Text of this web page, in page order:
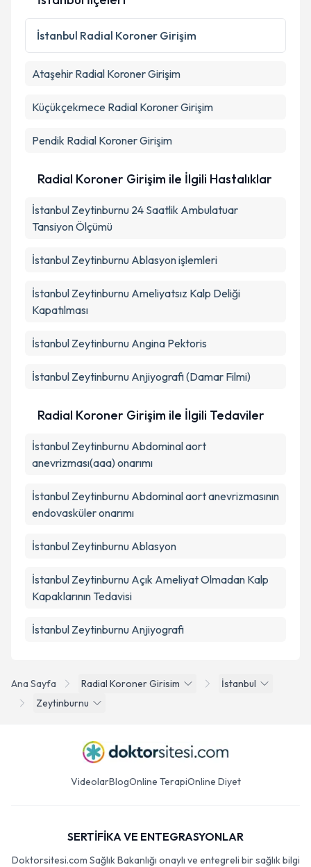
Ana Sayfa Radial Koroner Girisim
İstanbul
Zeytinburnu
İstanbul Radial Koroner Girişim
Ataşehir Radial Koroner Girişim
Küçükçekmece Radial Koroner Girişim
Pendik Radial Koroner Girişim
Radial Koroner Girişim ile İlgili Hastalıklar
İstanbul Zeytinburnu 24 Saatlik Ambulatuar
Tansiyon Ölçümü
İstanbul Zeytinburnu Ablasyon işlemleri
İstanbul Zeytinburnu Ameliyatsız Kalp Deliği
Kapatılması
İstanbul Zeytinburnu Angina Pektoris
İstanbul Zeytinburnu Anjiyografi (Damar Filmi)
Radial Koroner Girişim ile İlgili Tedaviler
İstanbul Zeytinburnu Abdominal aort
anevrizması(aaa) onarımı
İstanbul Zeytinburnu Abdominal aort anevrizmasının
endovasküler onarımı
İstanbul Zeytinburnu Ablasyon
İstanbul Zeytinburnu Açık Ameliyat Olmadan Kalp
Kapaklarının Tedavisi
İstanbul Zeytinburnu Anjiyografi
VideolarBlogOnline TerapiOnline Diyet
SERTİFİKA VE ENTEGRASYONLAR
Doktorsitesi.com Sağlık Bakanlığı onaylı ve entegreli bir sağlık bilgi